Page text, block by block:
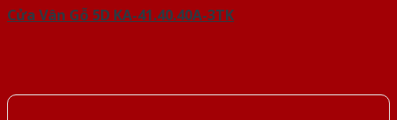
Cửa Vân Gỗ 5D KA-41.40.40A-3TK